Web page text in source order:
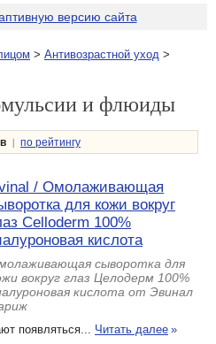
версию сайта
> Антивозрастной уход >
и флюиды
| по рейтингу
/ Омолаживающая
для кожи вокруг
Celloderm 100%
кислота
сыворотка для
вокруг глаз Целодерм 100%
кислота от Эвинал
появляться... Читать далее »